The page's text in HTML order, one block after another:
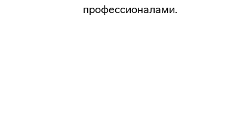
профессионалами.